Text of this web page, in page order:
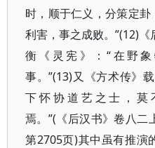
时，顺于仁义，分策定
利害，事之成败。”(12)《
衡《灵宪》：“在野
事。”(13)又《方术传》
下怀协道艺之士，莫
焉。”(《后汉书》卷八二
第2705页)其中虽有推演